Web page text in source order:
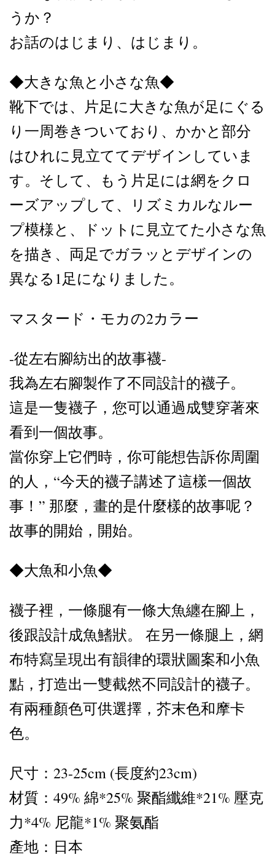
うか？
お話のはじまり、はじまり。
◆大きな魚と小さな魚◆
靴下では、片足に大きな魚が足にぐる
り一周巻きついており、かかと部分
はひれに見立ててデザインしていま
す。そして、もう片足には網をクロ
ーズアップして、リズミカルなルー
プ模様と、ドットに見立てた小さな魚
を描き、両足でガラッとデザインの
異なる1足になりました。
マスタード・モカの2カラー
-從左右腳紡出的故事襪-
我為左右腳製作了不同設計的襪子。
這是一隻襪子，您可以通過成雙穿著來
看到一個故事。
當你穿上它們時，你可能想告訴你周圍
的人，“今天的襪子講述了這樣一個故
事！” 那麼，畫的是什麼樣的故事呢？
故事的開始，開始。
◆大魚和小魚◆
襪子裡，一條腿有一條大魚纏在腳上，
後跟設計成魚鰭狀。 在另一條腿上，網
布特寫呈現出有韻律的環狀圖案和小魚
點，打造出一雙截然不同設計的襪子。
有兩種顏色可供選擇，芥末色和摩卡
色。
尺寸：23-25cm (長度約23cm)
材質：49% 綿*25% 聚酯纖維*21% 壓克
力*4% 尼龍*1% 聚氨酯
產地：日本